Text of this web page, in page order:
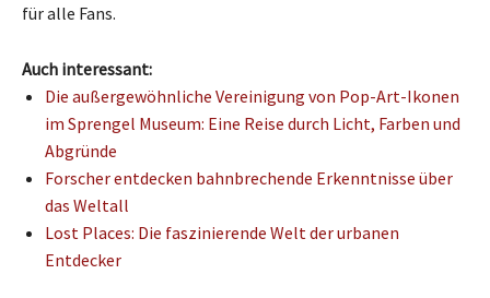
für alle Fans.
Auch interessant:
Die außergewöhnliche Vereinigung von Pop-Art-Ikonen
im Sprengel Museum: Eine Reise durch Licht, Farben und
Abgründe
Forscher entdecken bahnbrechende Erkenntnisse über
das Weltall
Lost Places: Die faszinierende Welt der urbanen
Entdecker